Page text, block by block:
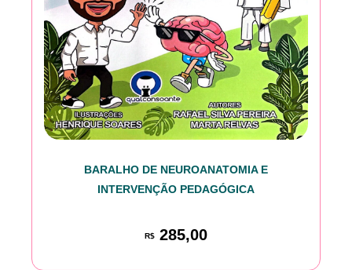
BARALHO DE NEUROANATOMIA E
INTERVENÇÃO PEDAGÓGICA
R$ 285,00